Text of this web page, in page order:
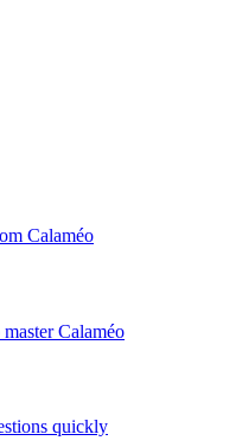
Calaméo
Calaméo
quickly